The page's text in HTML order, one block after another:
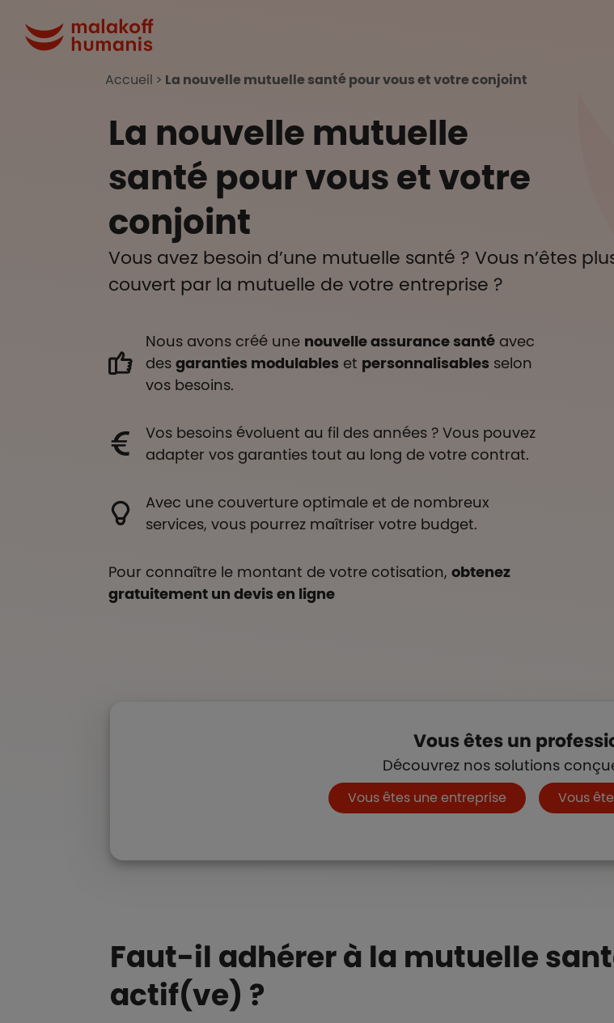
Malakoff Humanis Accueil
Accueil La nouvelle mutuelle santé pour vous et votre conjoint
La nouvelle mutuelle
santé pour vous et votre
conjoint
Vous avez besoin d’une mutuelle santé ? Vous n’êtes
couvert par la mutuelle de votre entreprise ?
Nous avons créé une nouvelle assurance santé avec
des garanties modulables et personnalisables selon
vos besoins.
Vos besoins évoluent au fil des années ? Vous pouvez
adapter vos garanties tout au long de votre contrat.
Avec une couverture optimale et de nombreux
services, vous pourrez maîtriser votre budget.
Pour connaître le montant de votre cotisation, obtenez
gratuitement un devis en ligne
Vous êtes un
Découvrez nos solutions
Boutons et liens
Vous êtes une entreprise Vous
Faut-il adhérer à la mutuelle
actif(ve) ?